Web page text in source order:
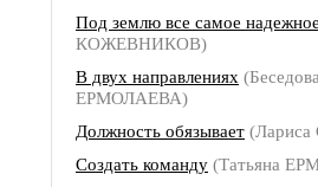
Под землю все самое
КОЖЕВНИКОВ)
В двух направлениях
ЕРМОЛАЕВА)
Должность обязывает
Создать команду (Татьяна